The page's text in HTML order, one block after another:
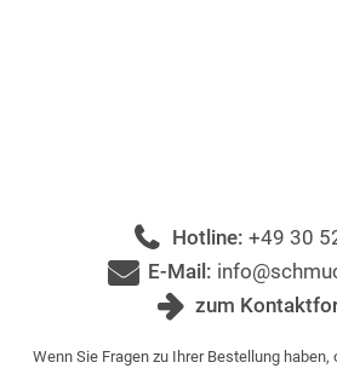
Hotline: +49 30
E-Mail:
zum
Wenn Sie Fragen zu Ihrer Bestellung